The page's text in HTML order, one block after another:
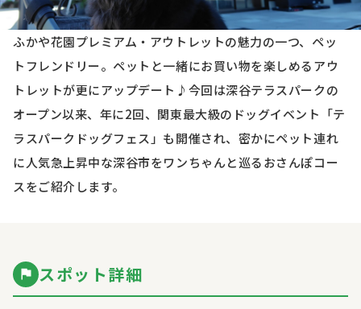
ふかや花園プレミアム・アウトレットの魅力の一つ、ペッ
トフレンドリー。ペットと一緒にお買い物を楽しめるアウ
トレットが更にアップデート♪今回は深谷テラスパークの
オープン以来、年に2回、関東最大級のドッグイベント「テ
ラスパークドッグフェス」も開催され、密かにペット連れ
に人気急上昇中な深谷市をワンちゃんと巡るおさんぽコー
スをご紹介します。
スポット詳細